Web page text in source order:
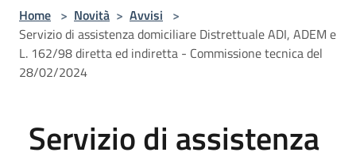
Home > Novità > Avvisi >
Servizio di assistenza domiciliare Distrettuale ADI, ADEM e
L. 162/98 diretta ed indiretta - Commissione tecnica del
28/02/2024
Servizio di assistenza